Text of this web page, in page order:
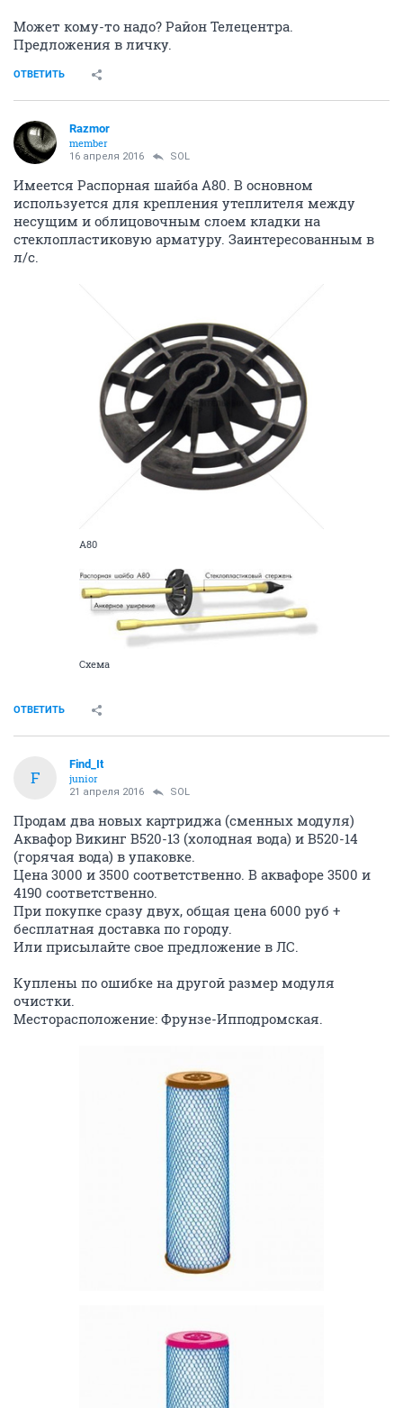
Может кому-то надо? Район Телецентра.
Предложения в личку.
ОТВЕТИТЬ
Razmor
member
16 апреля 2016 SOL
Имеется Распорная шайба А80. В основном
используется для крепления утеплителя между
несущим и облицовочным слоем кладки на
стеклопластиковую арматуру. Заинтересованным в
л/с.
А80
Схема
ОТВЕТИТЬ
F
Find_It
junior
21 апреля 2016 SOL
Продам два новых картриджа (сменных модуля)
Аквафор Викинг B520-13 (холодная вода) и B520-14
(горячая вода) в упаковке.
Цена 3000 и 3500 соответственно. В аквафоре 3500 и
4190 соответственно.
При покупке сразу двух, общая цена 6000 руб +
бесплатная доставка по городу.
Или присылайте свое предложение в ЛС.
Куплены по ошибке на другой размер модуля
очистки.
Месторасположение: Фрунзе-Ипподромская.